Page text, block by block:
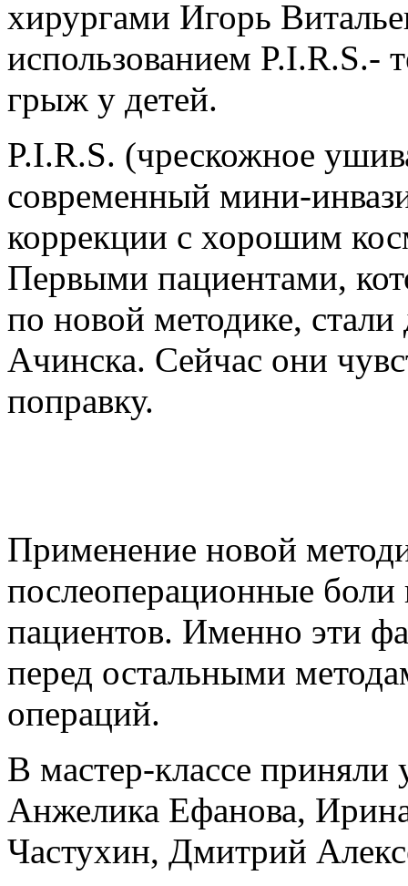
хирургами Игорь
использованием P.I.R.S.-
грыж у детей.
P.I.R.S. (чрескожное
современный мини-
коррекции с хорошим
Первыми пациентами,
по новой методике,
Ачинска. Сейчас они
поправку.
Применение новой
послеоперационные
пациентов. Именно эти
перед остальными
операций.
В мастер-классе приняли
Анжелика Ефанова,
Частухин, Дмитрий